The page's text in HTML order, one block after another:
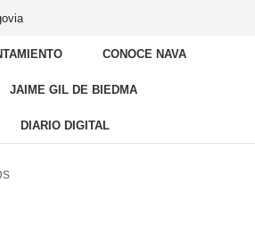
CONOCE NAVA
JAIME GIL DE BIEDMA
DIARIO DIGITAL